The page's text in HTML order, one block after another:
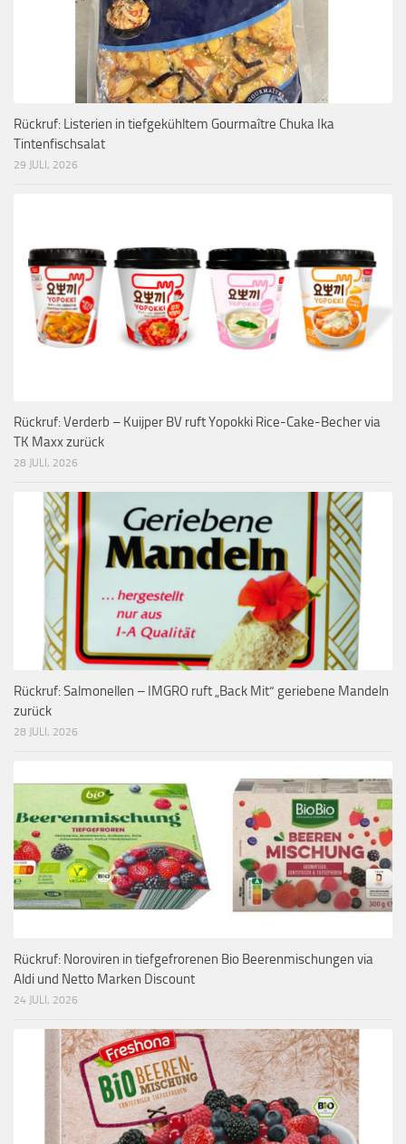
Rückruf: Listerien in tiefgekühltem Gourmaître Chuka Ika
Tintenfischsalat
29 JULI, 2026
Rückruf: Verderb – Kuijper BV ruft Yopokki Rice-Cake-Becher via
TK Maxx zurück
28 JULI, 2026
Rückruf: Salmonellen – IMGRO ruft „Back Mit“ geriebene Mandeln
zurück
28 JULI, 2026
Rückruf: Noroviren in tiefgefrorenen Bio Beerenmischungen via
Aldi und Netto Marken Discount
24 JULI, 2026